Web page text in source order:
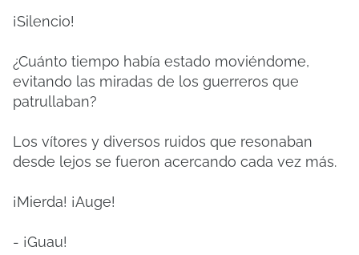
¡Silencio!
¿Cuánto tiempo había estado moviéndome,
evitando las miradas de los guerreros que
patrullaban?
Los vítores y diversos ruidos que resonaban
desde lejos se fueron acercando cada vez más.
¡Mierda! ¡Auge!
- ¡Guau!